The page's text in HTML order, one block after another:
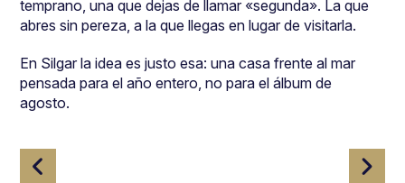
temprano, una que dejas de llamar «segunda». La que
abres sin pereza, a la que llegas en lugar de visitarla.
En Silgar la idea es justo esa: una casa frente al mar
pensada para el año entero, no para el álbum de
agosto.
Navegación